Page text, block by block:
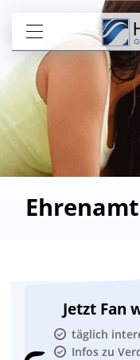
Jetzt Fan
täglich
Infos zu